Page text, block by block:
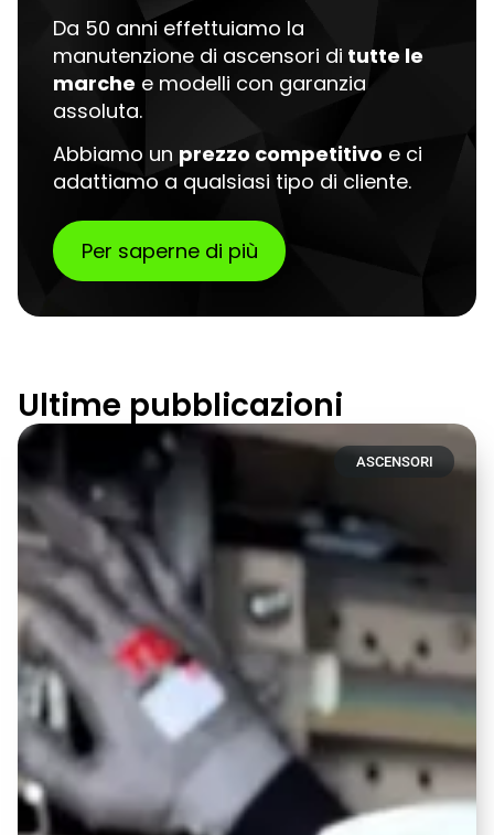
Da 50 anni effettuiamo la
manutenzione di ascensori di tutte le
marche e modelli con garanzia
assoluta.
Abbiamo un prezzo competitivo e ci
adattiamo a qualsiasi tipo di cliente.
Per saperne di più
Ultime pubblicazioni
ASCENSORI